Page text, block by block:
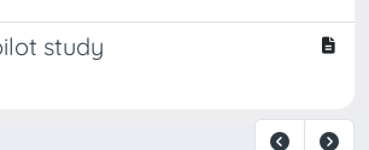
study